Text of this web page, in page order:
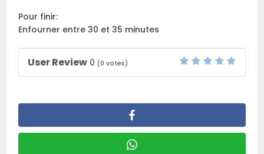
Pour finir:
Enfourner entre 30 et 35 minutes
User Review 0 (0 votes)